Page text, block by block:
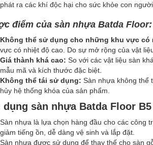
phát ra các khí độc hại cho sức khỏe con người.
điểm của sàn nhựa Batda Floor:
Không thể sử dụng cho những khu vực có
vực có nhiệt độ cao. Do sự mở rộng của vật
Giá thành khá cao: So với các vật liệu sàn
mẫu mã và kích thước đặc biệt.
Không thể tái sử dụng: Sàn nhựa không thể
hủy hệ thống khóa của sản phẩm.
dụng sàn nhựa Batda Floor
Sàn nhựa là lựa chọn hàng đầu cho các công
giảm tiếng ồn, dễ dàng vệ sinh và lắp đặt.
Sàn nhựa được sử dụng để thay thế cho sàn